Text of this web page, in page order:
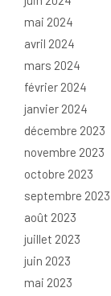
mai 2024
avril 2024
mars 2024
février 2024
janvier 2024
décembre 2023
novembre 2023
octobre 2023
septembre 2023
août 2023
juillet 2023
juin 2023
mai 2023